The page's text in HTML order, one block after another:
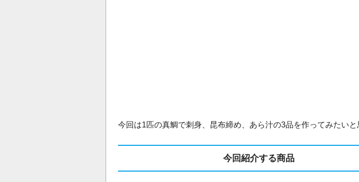
今回は1匹の真鯛で刺身、昆布締め、あら汁の3品を作ってみたいと
今回紹介する商品